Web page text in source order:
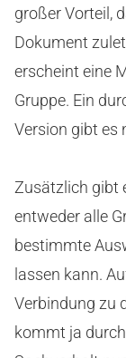
großer Vorteil,
Dokument
erscheint eine
Gruppe. Ein
Version gibt es
Zusätzlich gibt
entweder alle
bestimmte
lassen kann.
Verbindung zu
kommt ja